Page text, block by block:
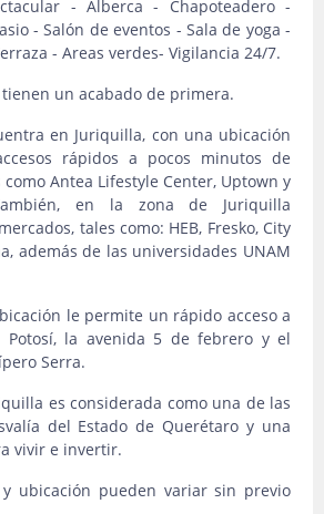
- Alberca - Chapoteadero -
- Salón de eventos - Sala de yoga -
- Areas verdes- Vigilancia 24/7.
un acabado de primera.
en Juriquilla, con una ubicación
rápidos a pocos minutos de
Antea Lifestyle Center, Uptown y
en la zona de Juriquilla
tales como: HEB, Fresko, City
además de las universidades UNAM
le permite un rápido acceso a
Potosí, la avenida 5 de febrero y el
Serra.
es considerada como una de las
del Estado de Querétaro y una
vivir e invertir.
y ubicación pueden variar sin previo